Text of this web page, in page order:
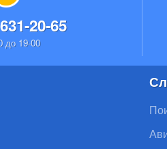
20-65
до 19-00